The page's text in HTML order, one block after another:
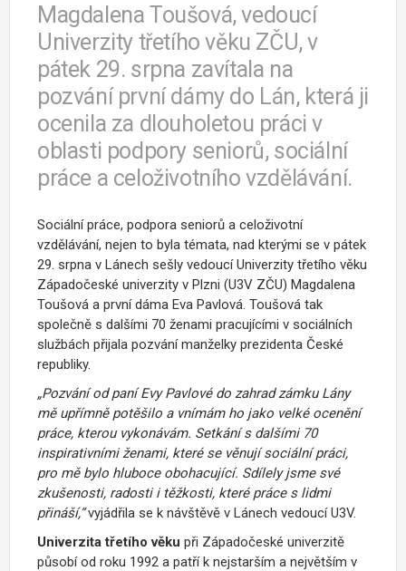
Magdalena Toušová, vedoucí
Univerzity třetího věku ZČU, v
pátek 29. srpna zavítala na
pozvání první dámy do Lán, která ji
ocenila za dlouholetou práci v
oblasti podpory seniorů, sociální
práce a celoživotního vzdělávání.
Sociální práce, podpora seniorů a celoživotní
vzdělávání, nejen to byla témata, nad kterými se v pátek
29. srpna v Lánech sešly vedoucí Univerzity třetího věku
Západočeské univerzity v Plzni (U3V ZČU) Magdalena
Toušová a první dáma Eva Pavlová. Toušová tak
společně s dalšími 70 ženami pracujícími v sociálních
službách přijala pozvání manželky prezidenta České
republiky.
„Pozvání od paní Evy Pavlové do zahrad zámku Lány
mě upřímně potěšilo a vnímám ho jako velké ocenění
práce, kterou vykonávám. Setkání s dalšími 70
inspirativními ženami, které se věnují sociální práci,
pro mě bylo hluboce obohacující. Sdílely jsme své
zkušenosti, radosti i těžkosti, které práce s lidmi
přináší,“vyjádřila se k návštěvě v Lánech vedoucí U3V.
Univerzita třetího věku při Západočeské univerzitě
působí od roku 1992 a patří k nejstarším a největším v